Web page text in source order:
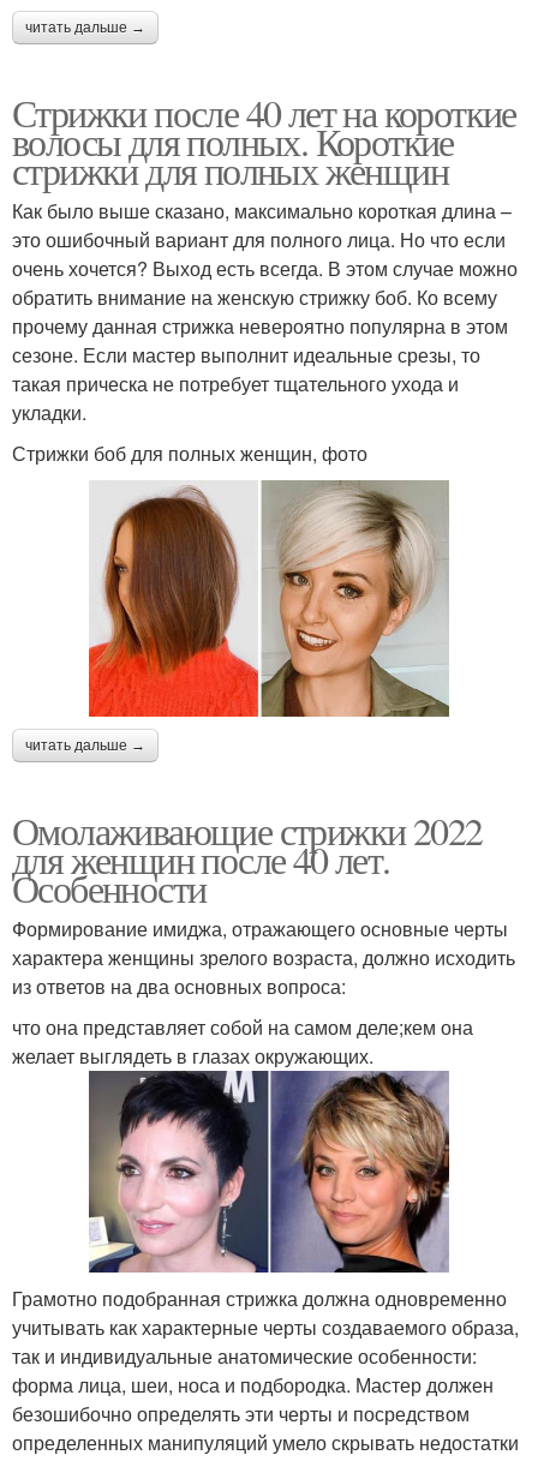
читать дальше →
Стрижки после 40 лет на короткие
волосы для полных. Короткие
стрижки для полных женщин
Как было выше сказано, максимально короткая длина –
это ошибочный вариант для полного лица. Но что если
очень хочется? Выход есть всегда. В этом случае можно
обратить внимание на женскую стрижку боб. Ко всему
прочему данная стрижка невероятно популярна в этом
сезоне. Если мастер выполнит идеальные срезы, то
такая прическа не потребует тщательного ухода и
укладки.
Стрижки боб для полных женщин, фото
читать дальше →
Омолаживающие стрижки 2022
для женщин после 40 лет.
Особенности
Формирование имиджа, отражающего основные черты
характера женщины зрелого возраста, должно исходить
из ответов на два основных вопроса:
что она представляет собой на самом деле;кем она
желает выглядеть в глазах окружающих.
Грамотно подобранная стрижка должна одновременно
учитывать как характерные черты создаваемого образа,
так и индивидуальные анатомические особенности:
форма лица, шеи, носа и подбородка. Мастер должен
безошибочно определять эти черты и посредством
определенных манипуляций умело скрывать недостатки